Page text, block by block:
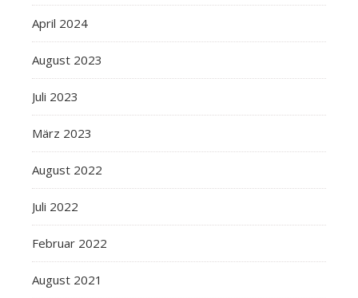
April 2024
August 2023
Juli 2023
März 2023
August 2022
Juli 2022
Februar 2022
August 2021